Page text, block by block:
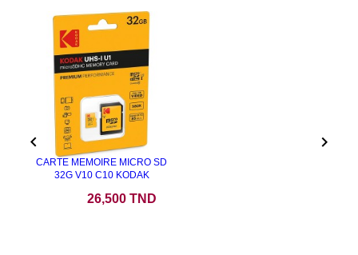
CARTE MEMOIRE MICRO SD
32G V10 C10 KODAK
26,500 TND
 